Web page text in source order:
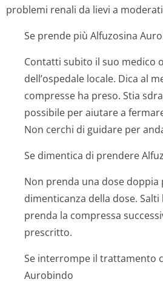
problemi renali da lievi a
Se prende più Alfuzosina
Contatti subito il suo medico
dell’ospedale locale. Dica al
compresse ha preso. Stia
possibile per aiutare a
Non cerchi di guidare per
Se dimentica di prendere
Non prenda una dose doppia
dimenticanza della dose.
prenda la compressa
prescritto.
Se interrompe il trattamento
Aurobindo